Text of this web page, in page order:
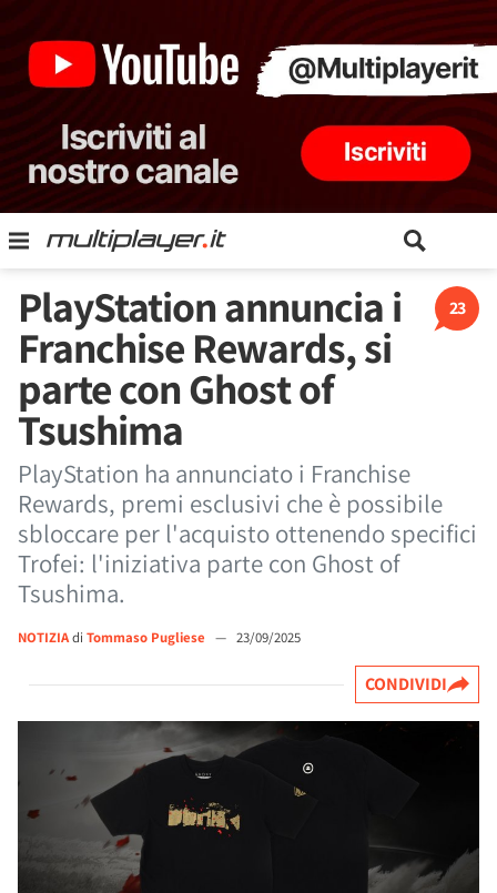
23
PlayStation annuncia i
Franchise Rewards, si
parte con Ghost of
Tsushima
PlayStation ha annunciato i Franchise
Rewards, premi esclusivi che è possibile
sbloccare per l'acquisto ottenendo specifici
Trofei: l'iniziativa parte con Ghost of
Tsushima.
NOTIZIAdi Tommaso Pugliese — 23/09/2025
CONDIVIDI